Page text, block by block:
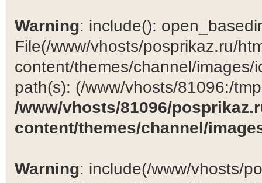
Warning: include():
File(/www/vhosts/posprikaz.ru/
content/themes/channel/
path(s): (/www/vhosts/81096:/
/www/vhosts/81096/
content/themes/channel/
Warning: include(/www/vhosts/